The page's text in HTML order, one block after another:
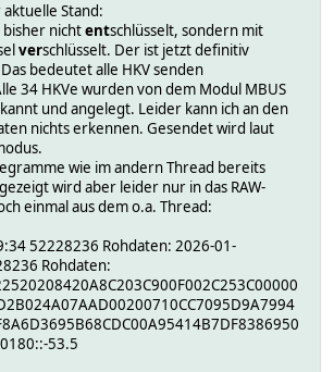
Stand:
nichtentschlüsselt, sondern mit
verschlüsselt. Der ist jetzt definitiv
bedeutet alle HKV senden
34 HKVe wurden von dem Modul MBUS
und angelegt. Leider kann ich an den
nichts erkennen. Gesendet wird laut
wie im andern Thread bereits
wird aber leider nur in das RAW-
einmal aus dem o.a. Thread:
52228236 Rohdaten: 2026-01-
Rohdaten:
53.5